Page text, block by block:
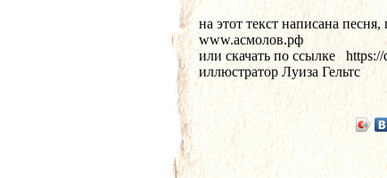
на этот текст написана
www.асмолов.рф
или скачать по ссылке
иллюстратор Луиза Гельтс